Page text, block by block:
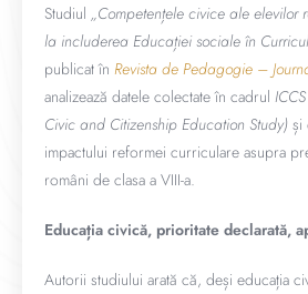
Studiul „Competențele civice ale
la includerea Educației sociale în
publicat în Revista de Pedagogie –
analizează datele colectate în cadrul
Civic and Citizenship Education Study) și
impactului reformei curriculare asupra
români de clasa a VIII-a.
Educația civică, prioritate declarată,
Autorii studiului arată că, deși educația